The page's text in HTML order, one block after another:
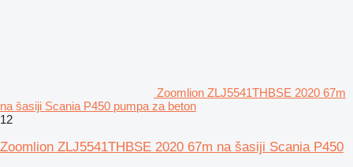
Zoomlion ZLJ5541THBSE 2020 67m
na šasiji Scania P450 pumpa za beton
12
Zoomlion ZLJ5541THBSE 2020 67m na šasiji Scania P450